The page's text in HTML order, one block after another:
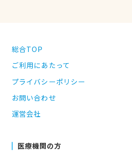
総合TOP
ご利用にあたって
プライバシーポリシー
お問い合わせ
運営会社
医療機関の方